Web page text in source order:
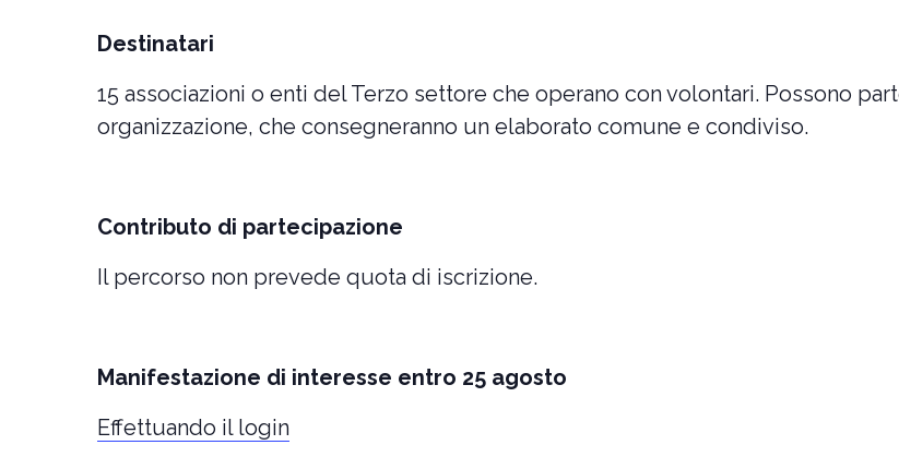
Destinatari
15 associazioni o enti del Terzo settore che operano con volontari. Possono
organizzazione, che consegneranno un elaborato comune e condiviso.
Contributo di partecipazione
Il percorso non prevede quota di iscrizione.
Manifestazione di interesse entro 25 agosto
Effettuando il login